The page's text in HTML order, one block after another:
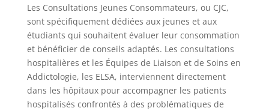
Les Consultations Jeunes Consommateurs, ou CJC,
sont spécifiquement dédiées aux jeunes et aux
étudiants qui souhaitent évaluer leur consommation
et bénéficier de conseils adaptés. Les consultations
hospitalières et les Équipes de Liaison et de Soins en
Addictologie, les ELSA, interviennent directement
dans les hôpitaux pour accompagner les patients
hospitalisés confrontés à des problématiques de